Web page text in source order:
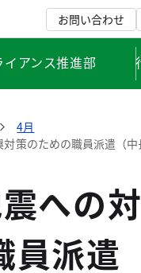
お問い合わせ
イアンス推進部
4月
策のための職員派遣（中
への
派遣